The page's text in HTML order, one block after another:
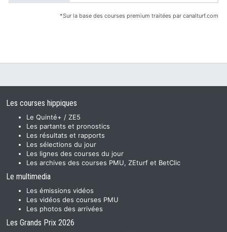
*Sur la base des courses premium traitées par canalturf.com
Les courses hippiques
Le Quinté+ / ZE5
Les partants et pronostics
Les résultats et rapports
Les sélections du jour
Les lignes des courses du jour
Les archives des courses PMU, ZEturf et BetClic
Le multimedia
Les émissions vidéos
Les vidéos des courses PMU
Les photos des arrivées
Les Grands Prix 2026